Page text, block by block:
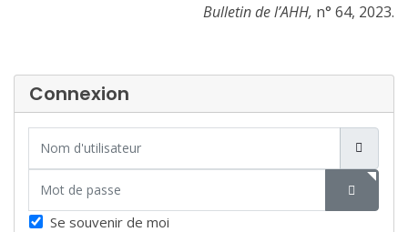
Bulletin de l’AHH, n° 64, 2023.
Connexion
SHOW
Se souvenir de moi